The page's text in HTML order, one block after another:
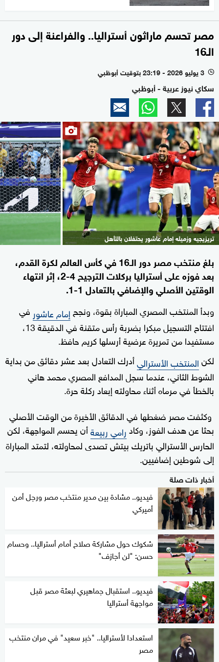
مصر تحسم ماراثون أستراليا.. والفراعنة إلى دور
الـ16
l 3 يوليو 2026 - 23:19 بتوقيت أبوظبي
سكاي نيوز عربية - أبوظبي
تريزيجيه وزميله إمام عاشور يحتفلان بالتأهل
بلغ منتخب مصر دور الـ16 في كأس العالم لكرة القدم،
بعد فوزه على أستراليا بركلات الترجيح 4-2، إثر انتهاء
الوقتين الأصلي والإضافي بالتعادل 1-1.
وبدأ المنتخب المصري المباراة بقوة، ونجحإمام عاشور في
افتتاح التسجيل مبكرا بضربة رأس متقنة في الدقيقة 13،
مستفيدا من تمريرة عرضية أرسلها كريم حافظ.
لكنالمنتخب الأستراليأدرك التعادل بعد عشر دقائق من بداية
الشوط الثاني، عندما سجل المدافع المصري محمد هاني
بالخطأ في مرماه أثناء محاولته إبعاد ركلة حرة.
وكثفت مصر ضغطها في الدقائق الأخيرة من الوقت الأصلي
بحثا عن هدف الفوز، وكادرامي ربيعةأن يحسم المواجهة، لكن
الحارس الأسترالي باتريك بيتش تصدى لمحاولته، لتمتد المباراة
إلى شوطين إضافيين.
أخبار ذات صلة
فيديو.. مشادة بين مدير منتخب مصر ورجل أمن
أميركي
شكوك حول مشاركة صلاح أمام أستراليا.. وحسام
حسن: "لن أجازف"
فيديو.. استقبال جماهيري لبعثة مصر قبل
مواجهة أستراليا
استعدادا لأستراليا.. "خبر سعيد" في مران منتخب
مصر